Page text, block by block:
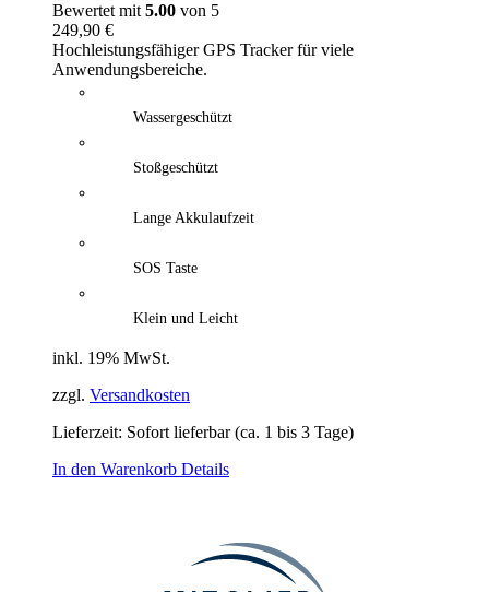
Bewertet mit 5.00 von 5
249,90 €
Hochleistungsfähiger GPS Tracker für viele
Anwendungsbereiche.
Wassergeschützt
Stoßgeschützt
Lange Akkulaufzeit
SOS Taste
Klein und Leicht
inkl. 19% MwSt.
zzgl. Versandkosten
Lieferzeit: Sofort lieferbar (ca. 1 bis 3 Tage)
In den Warenkorb Details